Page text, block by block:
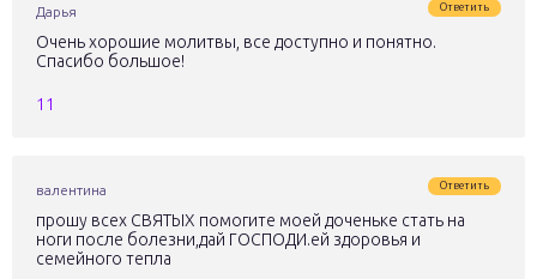
Дарья Ответить
Очень хорошие молитвы, все доступно и понятно.
Спасибо большое!
11
валентина Ответить
прошу всех СВЯТЫХ помогите моей доченьке стать на
ноги после болезни,дай ГОСПОДИ.ей здоровья и
семейного тепла